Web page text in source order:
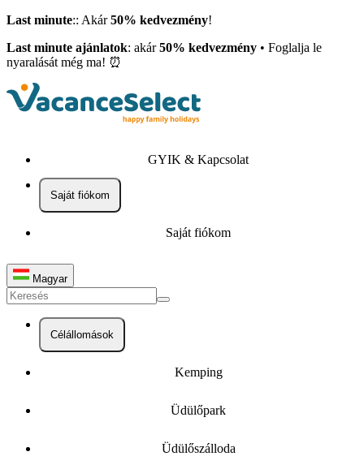
Last minute:: Akár50% kedvezmény!
Last minute ajánlatok: akár50% kedvezmény • Foglalja le
nyaralását még ma! ⏰
GYIK & Kapcsolat
Saját fiókom
Saját fiókom
Magyar
Célállomások
Kemping
Üdülőpark
Üdülőszálloda